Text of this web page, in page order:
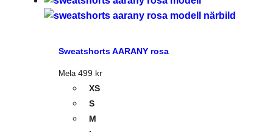
Sweatshorts AARANY rosa
Mela 499 kr
XS
S
M